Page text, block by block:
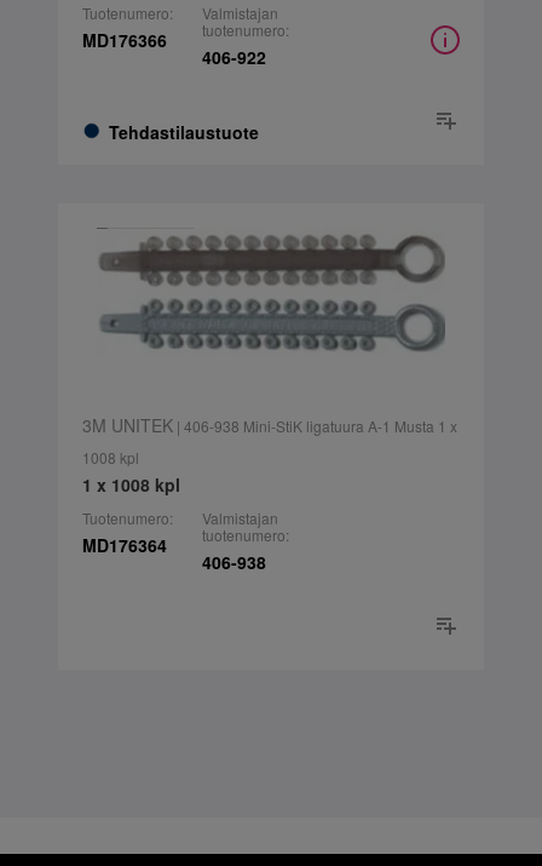
Tuotenumero:
MD176366
Tehdastilaustuote
Valmistajan
tuotenumero:
406-922
3M UNITEK| 406-938 Mini-StiK ligatuura A-1 Musta 1 x
1008 kpl
1 x 1008 kpl
Tuotenumero:
MD176364
Valmistajan
tuotenumero:
406-938